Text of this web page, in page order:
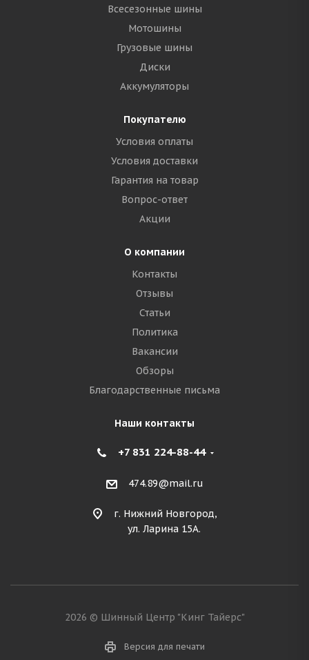
Всесезонные шины
Мотошины
Грузовые шины
Диски
Аккумуляторы
Покупателю
Условия оплаты
Условия доставки
Гарантия на товар
Вопрос-ответ
Акции
О компании
Контакты
Отзывы
Статьи
Политика
Вакансии
Обзоры
Благодарственные письма
Наши контакты
+7 831 224-88-44
474.89@mail.ru
г. Нижний Новгород,
ул. Ларина 15А.
2026 © Шинный Центр "Кинг Тайерс"
Версия для печати